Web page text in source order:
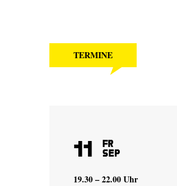
TERMINE
11 Fr
Sep
19.30 – 22.00 Uhr